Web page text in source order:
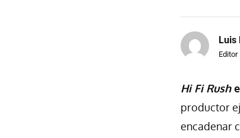
Luis
Editor
Hi Fi Rush
productor
encadenar